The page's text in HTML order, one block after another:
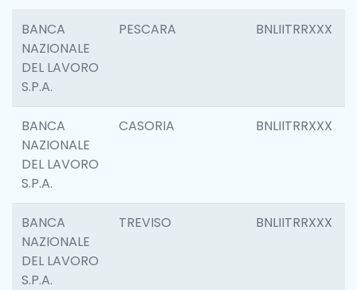
BANCA
NAZIONALE
DEL LAVORO
S.P.A.
PESCARA BNLIITRRXXX
BANCA
NAZIONALE
DEL LAVORO
S.P.A.
CASORIA BNLIITRRXXX
BANCA
NAZIONALE
DEL LAVORO
S.P.A.
TREVISO BNLIITRRXXX